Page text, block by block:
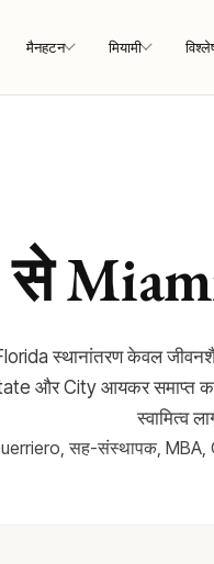
मैनहटन मियामी
स्थानांतरण केवल
और City आयकर समाप्त
स्वामित्व
सह-संस्थापक, MBA,